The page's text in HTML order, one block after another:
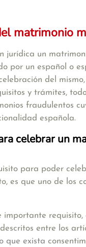
matrimonio
jurídica un
por un español o
del
y trámites,
fraudulentos
española.
celebrar un
para poder
es que uno de los
importante requisito,
entre los
que exista